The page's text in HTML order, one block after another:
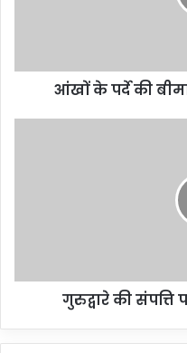
आंखों के पर्दे की
गुरुद्वारे की